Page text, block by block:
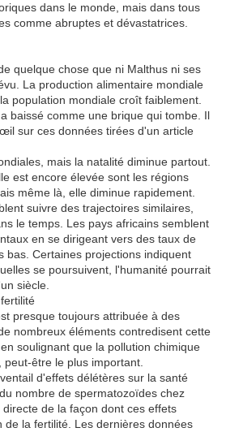
dans le monde, mais dans tous
comme abruptes et dévastatrices.
quelque chose que ni Malthus ni ses
La production alimentaire mondiale
population mondiale croît faiblement.
baissé comme une brique qui tombe. Il
sur ces données tirées d'un article
mais la natalité diminue partout.
est encore élevée sont les régions
même là, elle diminue rapidement.
suivre des trajectoires similaires,
le temps. Les pays africains semblent
en se dirigeant vers des taux de
bas. Certaines projections indiquent
se poursuivent, l'humanité pourrait
siècle.
presque toujours attribuée à des
nombreux éléments contredisent cette
soulignant que la pollution chimique
être le plus important.
d'effets délétères sur la santé
nombre de spermatozoïdes chez
de la façon dont ces effets
la fertilité. Les dernières données